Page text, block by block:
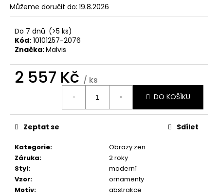
Můžeme doručit do: 19.8.2026
Do 7 dnů (>5 ks)
Kód: 10101257-2076
Značka:Malvis
2 557 Kč / ks
DO KOŠÍKU
Kategorie:
Obrazy zen
Záruka:
2 roky
Styl:
moderní
Vzor:
ornamenty
Motiv:
abstrakce
Zeptat se Sdílet
o
r
u
č
u
j
m
OKNO
RÁJE
PŘÍRODY
599
Kč